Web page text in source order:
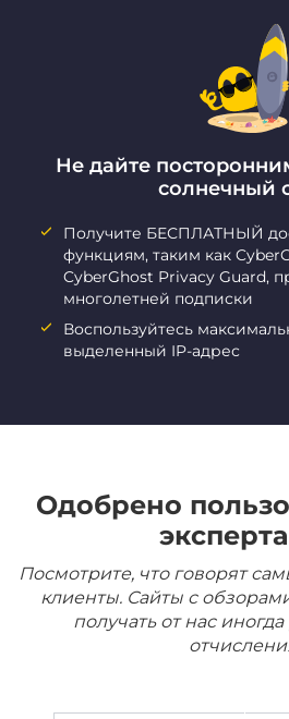
Не дайте
солнечный
Получите БЕСПЛАТНЫЙ
функциям, таким как
CyberGhost Privacy Guard,
многолетней подписки
Воспользуйтесь
выделенный IP-адрес
Одобрено
Посмотрите, что говорят
клиенты. Сайты с
получать от нас